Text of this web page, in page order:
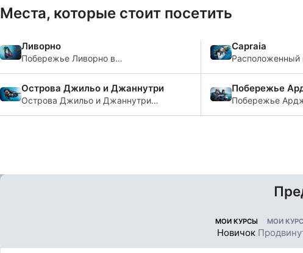
Места, которые стоит посетить
Ливорно
Побережье Ливорно в
Capraia
Расположенный
Острова Джильо и Джаннутри
Острова Джильо и Джаннутри
Побережье
Побережье
МОИ КУРСЫ
Новичок
МОИ